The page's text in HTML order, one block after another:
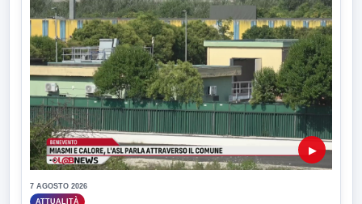
▶
7 AGOSTO 2026
ATTUALITÀ